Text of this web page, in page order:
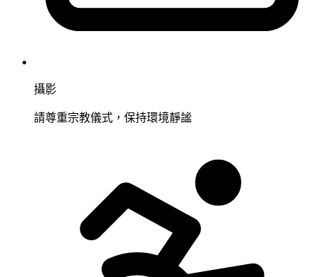
攝影
請尊重宗教儀式，保持環境靜謐